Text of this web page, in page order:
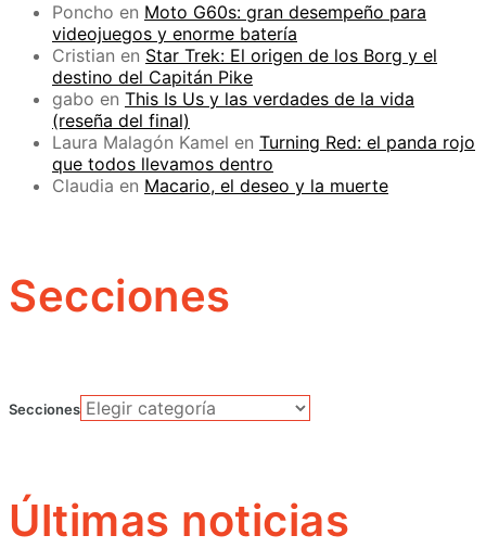
Poncho en Moto G60s: gran desempeño para
videojuegos y enorme batería
Cristian en Star Trek: El origen de los Borg y el
destino del Capitán Pike
gabo en This Is Us y las verdades de la vida
(reseña del final)
Laura Malagón Kamel en Turning Red: el panda rojo
que todos llevamos dentro
Claudia en Macario, el deseo y la muerte
Secciones
Secciones
Últimas noticias